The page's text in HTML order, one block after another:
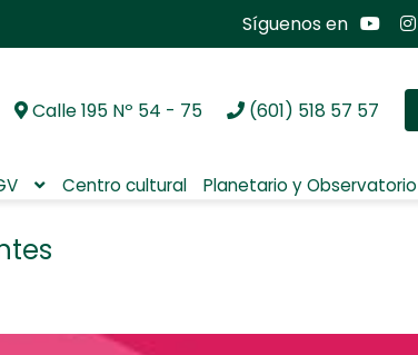
Síguenos en
Calle 195 Nº 54 - 75 (601) 518 57 57
Centro cultural Planetario y Observatorio